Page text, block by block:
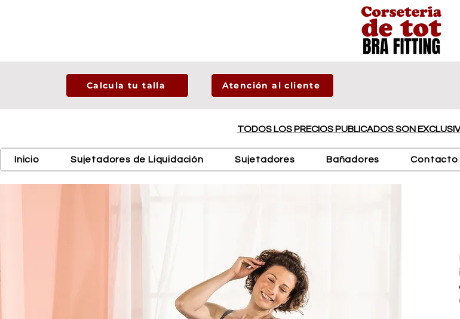
Calcula tu talla Atención al cliente
TODOS LOS PRECIOS PUBLICADOS SON
Inicio Sujetadores de Liquidación Sujetadores Bañadores Contacto